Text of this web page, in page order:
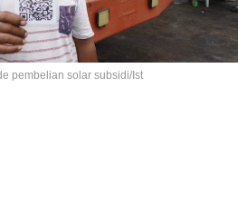
pembelian solar subsidi/Ist